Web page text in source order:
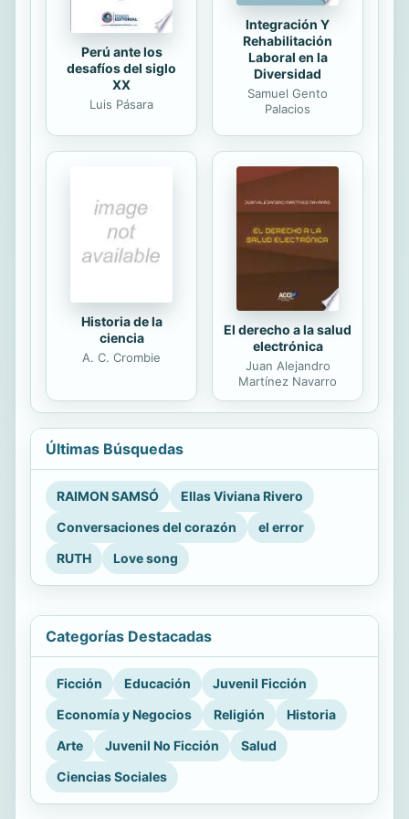
Perú ante los
desafíos del siglo
XX
Luis Pásara
Integración Y
Rehabilitación
Laboral en la
Diversidad
Samuel Gento
Palacios
Historia de la
ciencia
A. C. Crombie
El derecho a la salud
electrónica
Juan Alejandro
Martínez Navarro
Últimas Búsquedas
RAIMON SAMSÓ
Ellas Viviana Rivero
Conversaciones del corazón
el error
RUTH
Love song
Categorías Destacadas
Ficción Educación
Juvenil Ficción
Economía y Negocios
Religión
Historia
Arte
Juvenil No Ficción
Salud
Ciencias Sociales